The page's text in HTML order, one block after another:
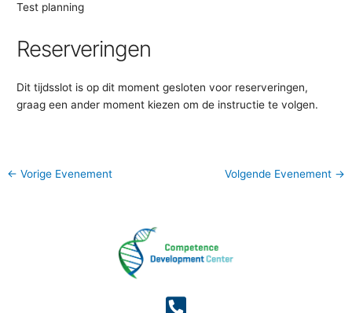
Test planning
Reserveringen
Dit tijdsslot is op dit moment gesloten voor reserveringen,
graag een ander moment kiezen om de instructie te volgen.
← Vorige Evenement Volgende Evenement →